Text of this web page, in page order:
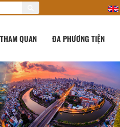
QUAN ĐA PHƯƠNG TIỆN